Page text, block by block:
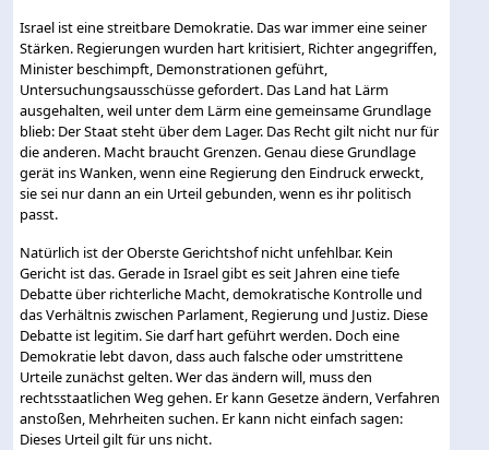
Israel ist eine streitbare Demokratie. Das war immer eine seiner
Stärken. Regierungen wurden hart kritisiert, Richter angegriffen,
Minister beschimpft, Demonstrationen geführt,
Untersuchungsausschüsse gefordert. Das Land hat Lärm
ausgehalten, weil unter dem Lärm eine gemeinsame Grundlage
blieb: Der Staat steht über dem Lager. Das Recht gilt nicht nur für
die anderen. Macht braucht Grenzen. Genau diese Grundlage
gerät ins Wanken, wenn eine Regierung den Eindruck erweckt,
sie sei nur dann an ein Urteil gebunden, wenn es ihr politisch
passt.
Natürlich ist der Oberste Gerichtshof nicht unfehlbar. Kein
Gericht ist das. Gerade in Israel gibt es seit Jahren eine tiefe
Debatte über richterliche Macht, demokratische Kontrolle und
das Verhältnis zwischen Parlament, Regierung und Justiz. Diese
Debatte ist legitim. Sie darf hart geführt werden. Doch eine
Demokratie lebt davon, dass auch falsche oder umstrittene
Urteile zunächst gelten. Wer das ändern will, muss den
rechtsstaatlichen Weg gehen. Er kann Gesetze ändern, Verfahren
anstoßen, Mehrheiten suchen. Er kann nicht einfach sagen:
Dieses Urteil gilt für uns nicht.